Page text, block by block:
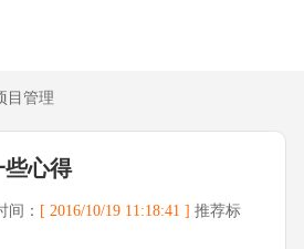
目管理
心得
间： [ 2016/10/19 11:18:41 ] 推荐标